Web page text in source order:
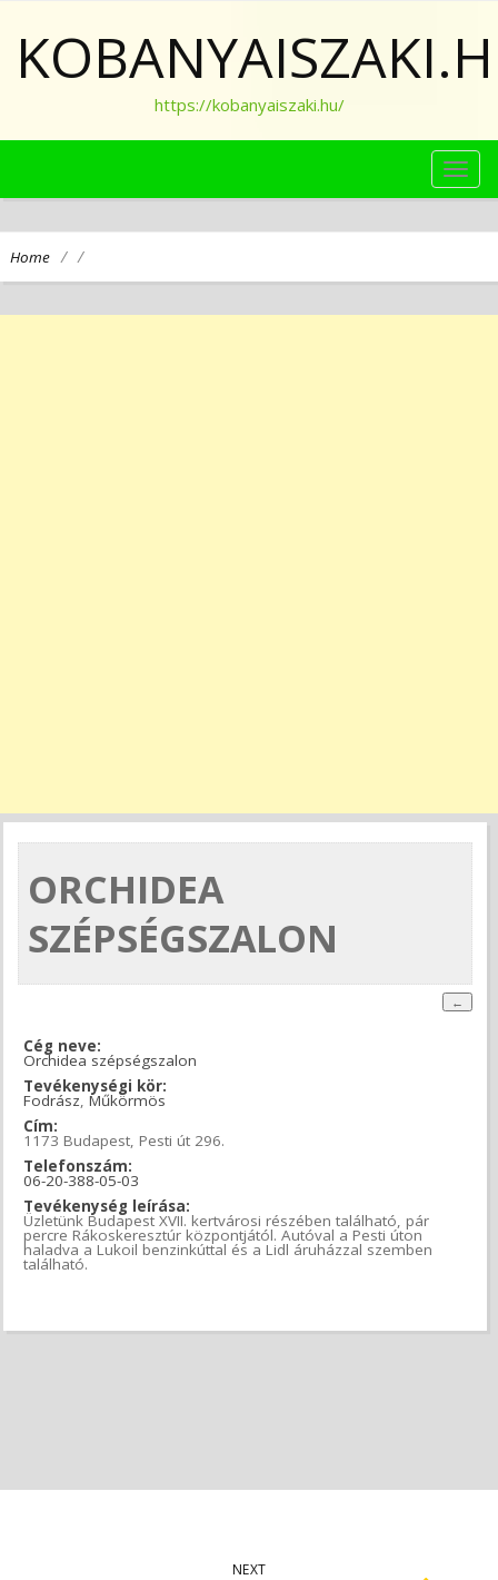
https://kobanyaiszaki.hu/
Home / /
ORCHIDEA
SZÉPSÉGSZALON
Cég neve:
Orchidea szépségszalon
Tevékenységi kör:
Fodrász,Műkörmös
Cím:
1173 Budapest, Pesti út 296.
Telefonszám:
06-20-388-05-03
Tevékenység leírása:
Üzletünk Budapest XVII. kertvárosi részében található, pár
percre Rákoskeresztúr központjától. Autóval a Pesti úton
haladva a Lukoil benzinkúttal és a Lidl áruházzal szemben
található.
NEXT